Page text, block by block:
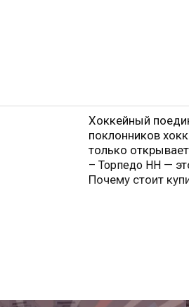
Хоккейный
поклонников
только
– Торпедо НН —
Почему стоит